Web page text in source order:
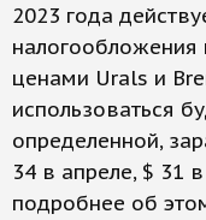
2023 года
ценами Urals и
использоваться
определенной,
34 в апреле, $ 31
подробнее об